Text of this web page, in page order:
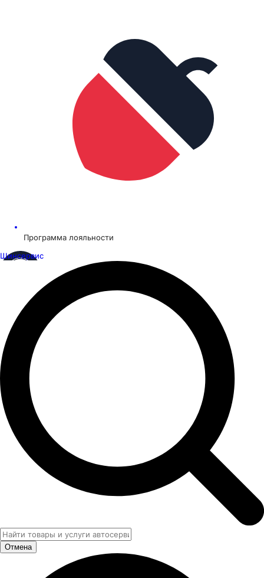
Программа лояльности
Шинсервис
Отмена